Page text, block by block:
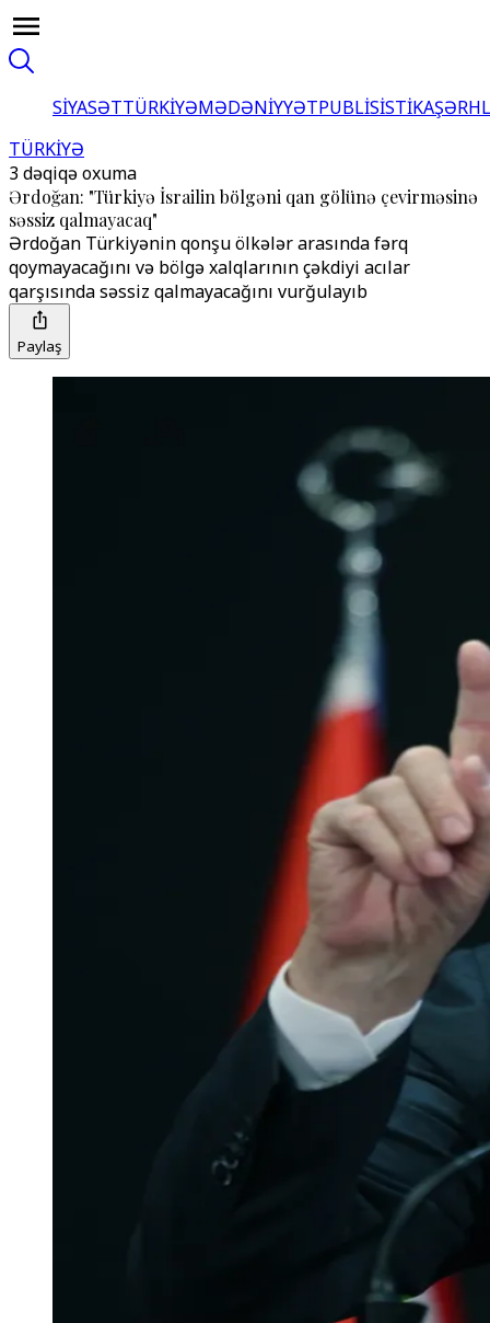
SİYASƏTTÜRKİYƏMƏDƏNİYYƏTPUBLİSİSTİKA
TÜRKİYƏ
3 dəqiqə oxuma
Ərdoğan: "Türkiyə İsrailin bölgəni qan gölünə çevirməsinə
səssiz qalmayacaq"
Ərdoğan Türkiyənin qonşu ölkələr arasında fərq
qoymayacağını və bölgə xalqlarının çəkdiyi acılar
qarşısında səssiz qalmayacağını vurğulayıb
Paylaş